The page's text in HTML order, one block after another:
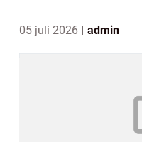
05 juli 2026 admin